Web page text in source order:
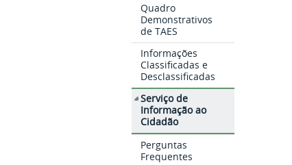
Quadro
Demonstrativos
de TAES
Informações
Classificadas e
Desclassificadas
Serviço de
Informação ao
Cidadão
Perguntas
Frequentes